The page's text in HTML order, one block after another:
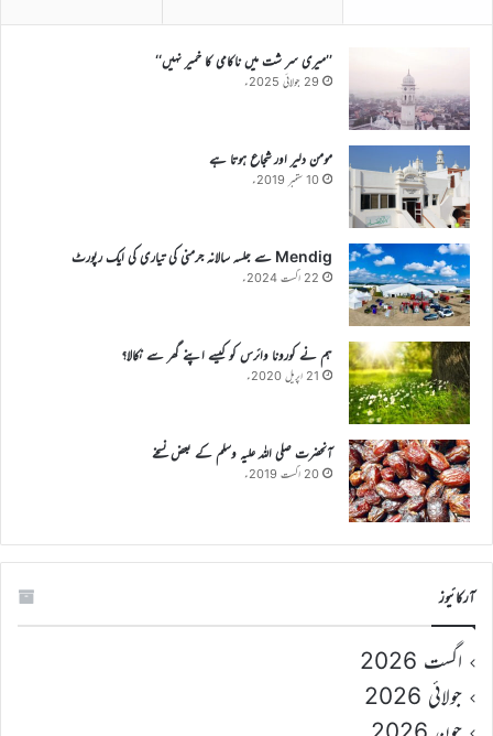
’’میری سر شت میں ناکامی کا خمیر نہیں‘‘
29 جولائی 2025ء
مومن دلیر اور شجاع ہوتا ہے
10 ستمبر 2019ء
Mendig سے جلسہ سالانہ جرمنی کی تیاری کی ایک رپورٹ
22 اگست 2024ء
ہم نے کورونا وائرس کو کیسے اپنے گھر سے نکالا؟
21 اپریل 2020ء
آنحضرت صلی اللہ علیہ وسلم کے بعض نسخے
20 اگست 2019ء
آرکائیوز
اگست 2026
جولائی 2026